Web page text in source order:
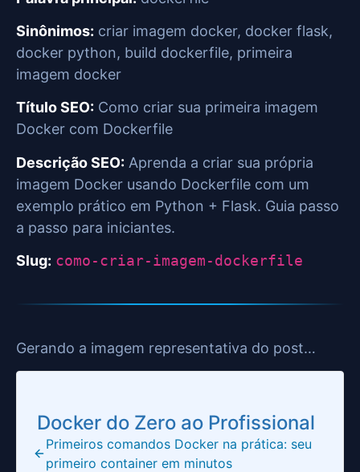
Sinônimos: criar imagem docker, docker flask,
docker python, build dockerfile, primeira
imagem docker
Título SEO: Como criar sua primeira imagem
Docker com Dockerfile
Descrição SEO: Aprenda a criar sua própria
imagem Docker usando Dockerfile com um
exemplo prático em Python + Flask. Guia passo
a passo para iniciantes.
Slug: como-criar-imagem-dockerfile
Gerando a imagem representativa do post…
Docker do Zero ao Profissional
Primeiros comandos Docker na prática: seu
primeiro container em minutos